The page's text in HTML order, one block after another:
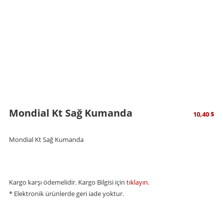
Mondial Kt Sağ Kumanda 10,40$
Mondial Kt Sağ Kumanda
Kargo karşı ödemelidir. Kargo Bilgisi için tıklayın.
* Elektronik ürünlerde geri iade yoktur.